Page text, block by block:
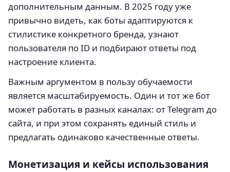
дополнительным данным. В 2025 году уже
привычно видеть, как боты адаптируются к
стилистике конкретного бренда, узнают
пользователя по ID и подбирают ответы под
настроение клиента.
Важным аргументом в пользу обучаемости
является масштабируемость. Один и тот же бот
может работать в разных каналах: от Telegram до
сайта, и при этом сохранять единый стиль и
предлагать одинаково качественные ответы.
Монетизация и кейсы использования